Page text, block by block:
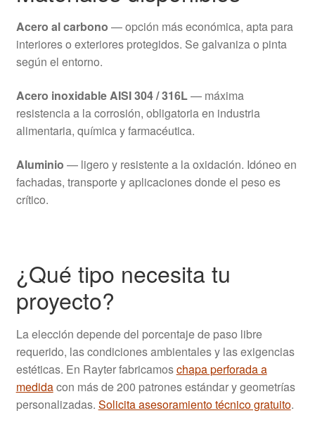
Acero al carbono — opción más económica, apta para
interiores o exteriores protegidos. Se galvaniza o pinta
según el entorno.
Acero inoxidable AISI 304 / 316L— máxima
resistencia a la corrosión, obligatoria en industria
alimentaria, química y farmacéutica.
Aluminio — ligero y resistente a la oxidación. Idóneo en
fachadas, transporte y aplicaciones donde el peso es
crítico.
¿Qué tipo necesita tu
proyecto?
La elección depende del porcentaje de paso libre
requerido, las condiciones ambientales y las exigencias
estéticas. En Rayter fabricamoschapa perforada a
medidacon más de 200 patrones estándar y geometrías
personalizadas. Solicita asesoramiento técnico gratuito.